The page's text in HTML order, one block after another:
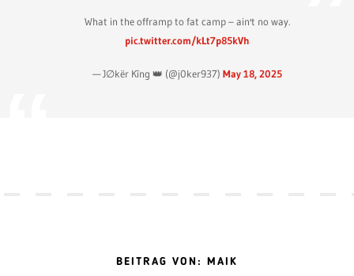
What in the offramp to fat camp – ain't no way.
pic.twitter.com/kLt7p85kVh
— J∅kër Kîng 👑 (@j0ker937) May 18, 2025
BEITRAG VON: MAIK